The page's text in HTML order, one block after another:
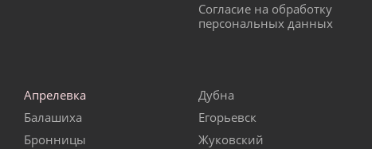
Согласие на обработку
персональных данных
Апрелевка
Балашиха
Бронницы
Дубна
Егорьевск
Жуковский